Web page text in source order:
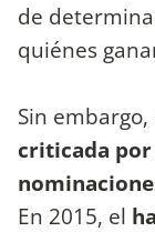
de
quiénes
Sin embargo,
criticada por
En 2015, el